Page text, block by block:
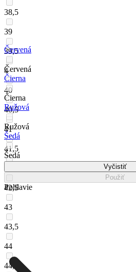
38,5
39
39,5
4
40
40,5
41
41,5
42,5
43
43,5
44
44,5
Červená
Červená
Čierna
Čierna
Ružová
Ružová
Šedá
Šedá
Vyčistiť
Použiť
Pohlavie